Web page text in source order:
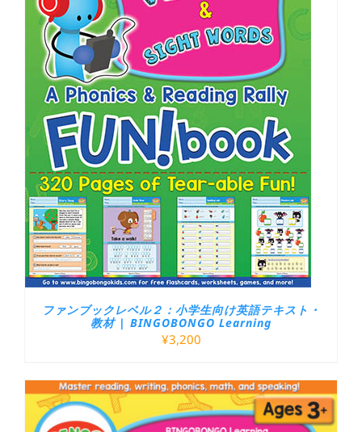
ファンブックレベル２：小学生向け英語テキスト・
教材 | BINGOBONGO Learning
¥3,200